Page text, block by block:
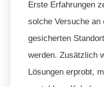
Erste Erfahrungen
solche Versuche an
gesicherten
werden. Zusätzlich
Lösungen erprobt,